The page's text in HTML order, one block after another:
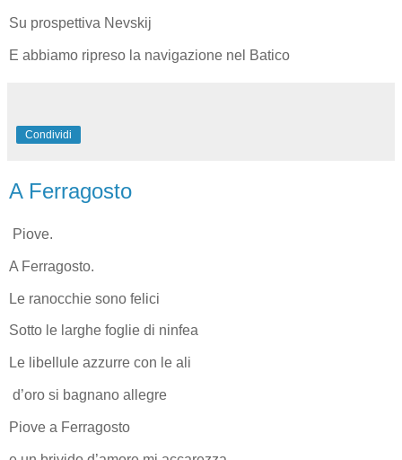
Su prospettiva Nevskij
E abbiamo ripreso la navigazione nel Batico
Condividi
A Ferragosto
Piove.
A Ferragosto.
Le ranocchie sono felici
Sotto le larghe foglie di ninfea
Le libellule azzurre con le ali
d’oro si bagnano allegre
Piove a Ferragosto